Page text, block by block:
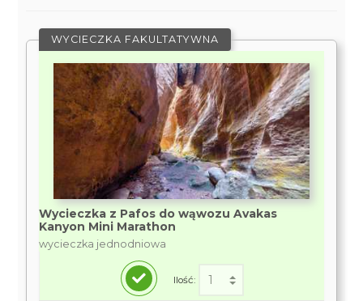
WYCIECZKA FAKULTATYWNA
Wycieczka z Pafos do wąwozu Avakas
Kanyon Mini Marathon
wycieczka jednodniowa
Ilość: